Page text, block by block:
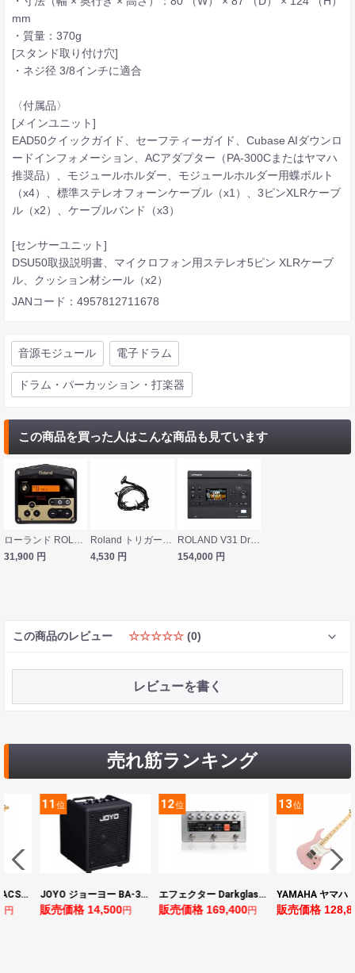
mm
・質量：370g
[スタンド取り付け穴]
・ネジ径 3/8インチに適合
〈付属品〉
[メインユニット]
EAD50クイックガイド、セーフティーガイド、Cubase AIダウンロ
ードインフォメーション、ACアダプター（PA-300Cまたはヤマハ
推奨品）、モジュールホルダー、モジュールホルダー用蝶ボルト
（x4）、標準ステレオフォーンケーブル（x1）、3ピンXLRケーブ
ル（x2）、ケーブルバンド（x3）
[センサーユニット]
DSU50取扱説明書、マイクロフォン用ステレオ5ピン XLRケーブ
ル、クッション材シール（x2）
JANコード：4957812711678
音源モジュール 電子ドラム
ドラム・パーカッション・打楽器
この商品を買った人はこんな商品も見ています
ローランド ROLAND TM-2 Trigger Module ドラムトリガー音源
31,900 円
Roland トリガーケーブル (5100061227) TD-9 TD-11 TD-15 TD-17 TD-25専用トリガーケーブル
4,530 円
ROLAND V31 Drum Sound Module V-Drum音源 ローランド Vドラムサウンドモジュール
154,000 円
この商品のレビュー ☆☆☆☆☆ (0)
レビューを書く
売れ筋ランキング
YAMAHA ヤマハ PACS+12 ASP Pacifica Standard Plus パシフィカスタンダードプラス エレキギター
円
11位
JOYO ジョーヨー BA-30 VIBE CUBE BLK 30W 小型ベースアンプ Bluetooth+OTGオーディオI/F搭載
販売価格 14,500円
12位
エフェクター Darkglass Electronics Anagram ベースエフェクター プリアンプ ダークグラス アナグラム
販売価格 169,400円
13位
販売価格